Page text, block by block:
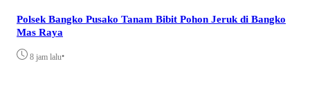
Polsek Bangko Pusako Tanam Bibit Pohon Jeruk di Bangko
Mas Raya
8 jam lalu•